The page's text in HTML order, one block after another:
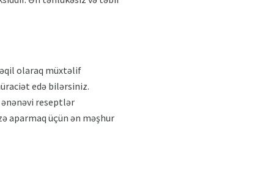
olaraq müxtəlif
edə bilərsiniz.
reseptlər
aparmaq üçün ən məşhur